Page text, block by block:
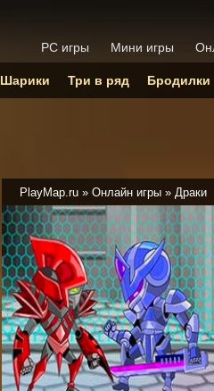
PlayMap.ru » Онлайн игры » Драки
PC игры Мини игры
Шарики Три в ряд Бродилки